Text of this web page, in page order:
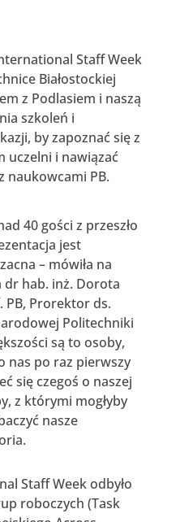
Staff Week
Białostockiej
z Podlasiem i naszą
szkoleń i
by zapoznać się z
uczelni i nawiązać
naukowcami PB.
40 gości z przeszło
jest
– mówiła na
hab. inż. Dorota
PB, Prorektor ds.
Politechniki
są to osoby,
nas po raz pierwszy
się czegoś o naszej
z którymi mogłyby
nasze
Staff Week odbyło
roboczych (Task